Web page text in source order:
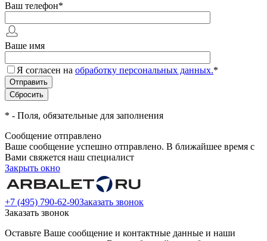
Ваш телефон*
Ваше имя
Я согласен на обработку персональных данных.*
* - Поля, обязательные для заполнения
Сообщение отправлено
Ваше сообщение успешно отправлено. В ближайшее время с
Вами свяжется наш специалист
Закрыть окно
+7 (495) 790-62-90Заказать звонок
Заказать звонок
Оставьте Ваше сообщение и контактные данные и наши